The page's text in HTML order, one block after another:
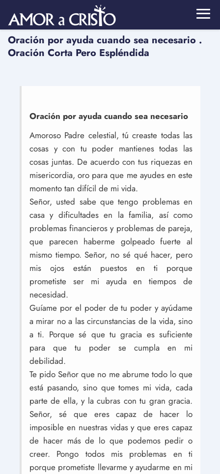
Oración por ayuda cuando sea necesario .
Oración Corta Pero Espléndida
Oración por ayuda cuando sea necesario
Amoroso Padre celestial, tú creaste todas las
cosas y con tu poder mantienes todas las
cosas juntas. De acuerdo con tus riquezas en
misericordia, oro para que me ayudes en este
momento tan difícil de mi vida.
Señor, usted sabe que tengo problemas en
casa y dificultades en la familia, así como
problemas financieros y problemas de pareja,
que parecen haberme golpeado fuerte al
mismo tiempo. Señor, no sé qué hacer, pero
mis ojos están puestos en ti porque
prometiste ser mi ayuda en tiempos de
necesidad.
Guíame por el poder de tu poder y ayúdame
a mirar no a las circunstancias de la vida, sino
a ti. Porque sé que tu gracia es suficiente
para que tu poder se cumpla en mi
debilidad.
Te pido Señor que no me abrume todo lo que
está pasando, sino que tomes mi vida, cada
parte de ella, y la cubras con tu gran gracia.
Señor, sé que eres capaz de hacer lo
imposible en nuestras vidas y que eres capaz
de hacer más de lo que podemos pedir o
creer. Pongo todos mis problemas en ti
porque prometiste llevarme y ayudarme en mi